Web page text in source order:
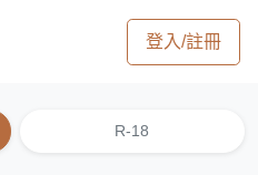
登入/註冊
R-18